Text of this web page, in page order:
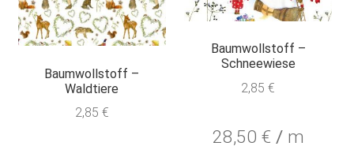
Baumwollstoff –
Waldtiere
2,85 €
Baumwollstoff –
Schneewiese
2,85€
28,50 € / m